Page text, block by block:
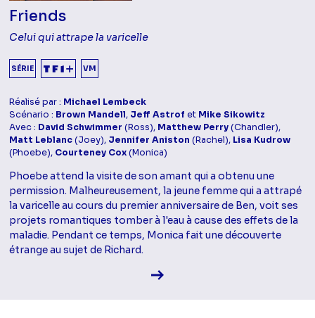
Friends
Celui qui attrape la varicelle
SÉRIE VM
Réalisé par : Michael Lembeck
Scénario : Brown Mandell, Jeff Astrof et Mike Sikowitz
Avec : David Schwimmer (Ross), Matthew Perry(Chandler),
Matt Leblanc(Joey), Jennifer Aniston (Rachel), Lisa Kudrow
(Phoebe), Courteney Cox(Monica)
Phoebe attend la visite de son amant qui a obtenu une
permission. Malheureusement, la jeune femme qui a attrapé
la varicelle au cours du premier anniversaire de Ben, voit ses
projets romantiques tomber à l'eau à cause des effets de la
maladie. Pendant ce temps, Monica fait une découverte
étrange au sujet de Richard.
Voir la fiche diffusion